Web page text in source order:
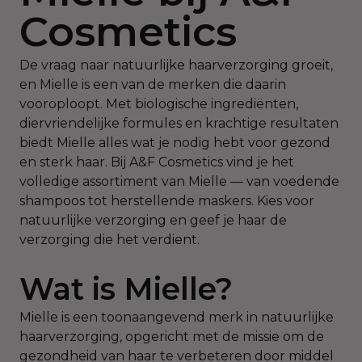
Cosmetics
De vraag naar natuurlijke haarverzorging groeit,
en Mielle is een van de merken die daarin
vooroploopt. Met biologische ingrediënten,
diervriendelijke formules en krachtige resultaten
biedt Mielle alles wat je nodig hebt voor gezond
en sterk haar. Bij A&F Cosmetics vind je het
volledige assortiment van Mielle — van voedende
shampoos tot herstellende maskers. Kies voor
natuurlijke verzorging en geef je haar de
verzorging die het verdient.
Wat is Mielle?
Mielle is een toonaangevend merk in natuurlijke
haarverzorging, opgericht met de missie om de
gezondheid van haar te verbeteren door middel